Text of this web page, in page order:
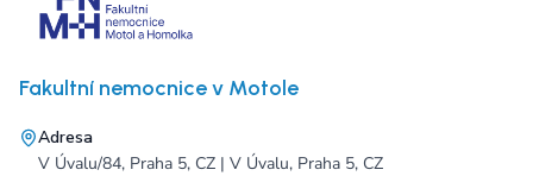
Fakultní nemocnice v Motole
Adresa
V Úvalu/84, Praha 5, CZ | V Úvalu, Praha 5, CZ